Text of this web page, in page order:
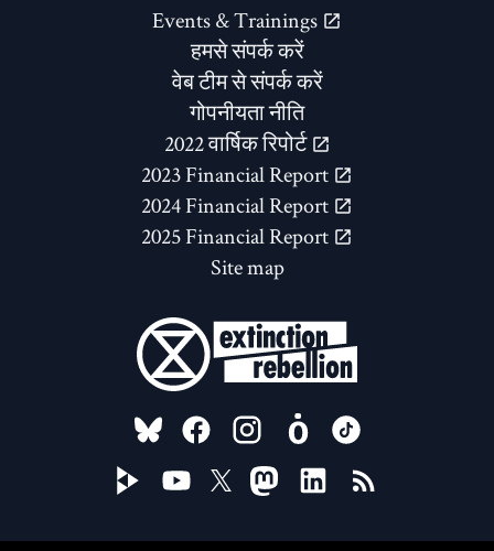
Events & Trainings
हमसे संपर्क करें
वेब टीम से संपर्क करें
गोपनीयता नीति
2022 वार्षिक रिपोर्ट
2023 Financial Report
2024 Financial Report
2025 Financial Report
Site map
FOLLOW US ON